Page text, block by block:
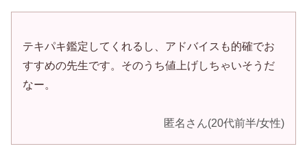
テキパキ鑑定してくれるし、アドバイスも的確でお
すすめの先生です。そのうち値上げしちゃいそうだ
なー。
匿名さん(20代前半/女性)